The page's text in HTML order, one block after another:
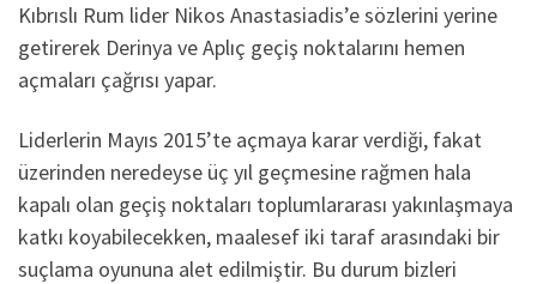
Kıbrıslı Rum lider Nikos Anastasiadis’e sözlerini yerine
getirerek Derinya ve Aplıç geçiş noktalarını hemen
açmaları çağrısı yapar.
Liderlerin Mayıs 2015’te açmaya karar verdiği, fakat
üzerinden neredeyse üç yıl geçmesine rağmen hala
kapalı olan geçiş noktaları toplumlararası yakınlaşmaya
katkı koyabilecekken, maalesef iki taraf arasındaki bir
suçlama oyununa alet edilmiştir. Bu durum bizleri